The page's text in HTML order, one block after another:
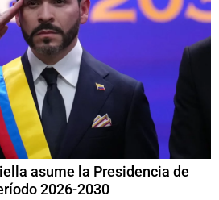
asume la Presidencia de
2026-2030